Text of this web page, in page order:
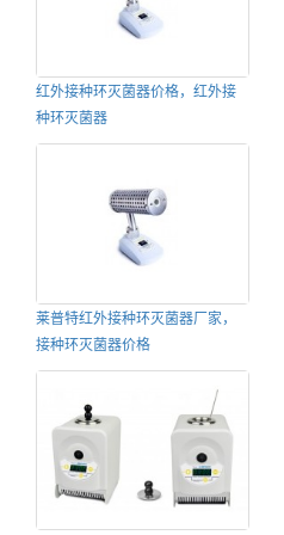
红外接种环灭菌器价格，红外接
种环灭菌器
莱普特红外接种环灭菌器厂家，
接种环灭菌器价格